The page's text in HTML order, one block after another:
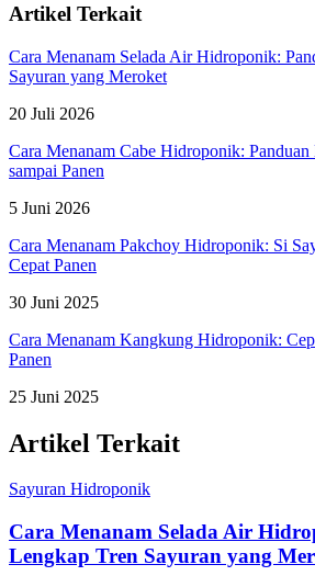
Artikel Terkait
Cara Menanam Selada Air Hidroponik:
Sayuran yang Meroket
20 Juli 2026
Cara Menanam Cabe Hidroponik: Panduan
sampai Panen
5 Juni 2026
Cara Menanam Pakchoy Hidroponik: Si
Cepat Panen
30 Juni 2025
Cara Menanam Kangkung Hidroponik:
Panen
25 Juni 2025
Artikel Terkait
Sayuran Hidroponik
Cara Menanam Selada Air
Lengkap Tren Sayuran yang